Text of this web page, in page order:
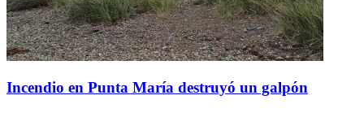
Incendio en Punta María destruyó un galpón